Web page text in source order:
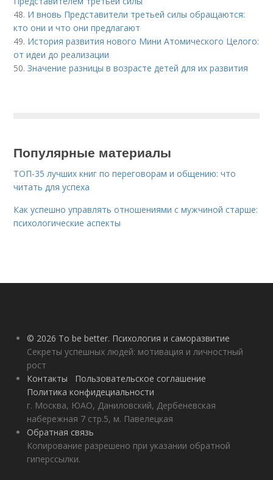
48. И вновь Представители третьей силы обращаются:
кто они и что они предлагают
49. История развития нового Мини Атомического Целого:
от идеи до реализации
50.Значение разницы в возрасте детей для их развития
Популярные материалы
ТОП-35 лучших книг по переговорам и общению: что
читать для успеха
Как успешно управлять отношениями с мужчиной старше:
психологические аспекты
© 2026 To be better. Психология и саморазвитие
Секреты успешных людей: мотивация и личностный
рост
Контакты
Пользовательское соглашение
Политика конфидециальности
г. Москва, ЮАО, Даниловский, Дербеневская
набережная 7 стр.5, м. Павелецкая
Обратная связь
Копирование разрешено при указании обратной
гиперссылки.